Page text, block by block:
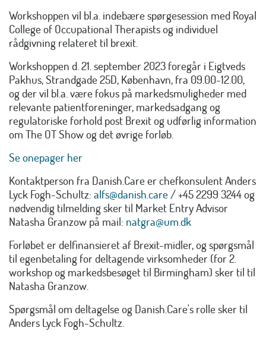
Workshoppen vil bl.a. indebære spørgesession med Royal
College of Occupational Therapists og individuel
rådgivning relateret til brexit.
Workshoppen d. 21. september 2023 foregår i Eigtveds
Pakhus, Strandgade 25D, København, fra 09.00-12.00,
og der vil bl.a. være fokus på markedsmuligheder med
relevante patientforeninger, markedsadgang og
regulatoriske forhold post Brexit og udførlig information
om The OT Show og det øvrige forløb.
Se onepager her
Kontaktperson fra Danish.Care er chefkonsulent Anders
Lyck Fogh-Schultz: alfs@danish.care/ +45 2299 3244 og
nødvendig tilmelding sker til Market Entry Advisor
Natasha Granzow på mail: natgra@um.dk
Forløbet er delfinansieret af Brexit-midler, og spørgsmål
til egenbetaling for deltagende virksomheder (for 2.
workshop og markedsbesøget til Birmingham) sker til til
Natasha Granzow.
Spørgsmål om deltagelse og Danish.Care's rolle sker til
Anders Lyck Fogh-Schultz.